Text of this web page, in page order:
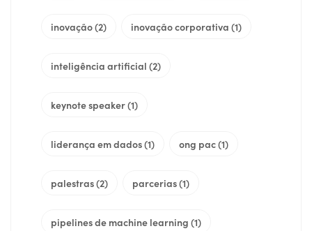
inovação(2) inovação corporativa (1)
inteligência artificial (2)
keynote speaker(1)
liderança em dados(1) ong pac(1)
palestras(2) parcerias(1)
pipelines de machine learning (1)